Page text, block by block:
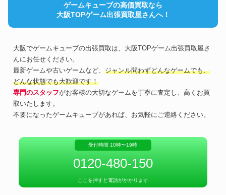
ゲームキューブの高価買取なら
大阪TOPゲーム出張買取屋さんへ！
大阪でゲームキューブの出張買取は、大阪TOPゲーム出張買取屋さ
んにお任せください。
最新ゲームや古いゲームなど、 ジャンル問わずどんなゲームでも、
どんな状態でも大歓迎です！
専門のスタッフがお客様の大切なゲームを丁寧に査定し、高くお買
取いたします。
不要になったゲームキューブがあれば、お気軽にご連絡ください。
受付時間 10時〜19時
0120-480-150
ここを押すと電話がかかります